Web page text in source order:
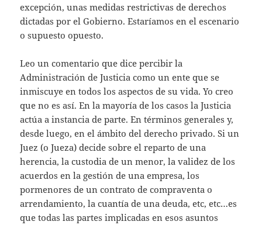
excepción, unas medidas restrictivas de derechos
dictadas por el Gobierno. Estaríamos en el escenario
o supuesto opuesto.
Leo un comentario que dice percibir la
Administración de Justicia como un ente que se
inmiscuye en todos los aspectos de su vida. Yo creo
que no es así. En la mayoría de los casos la Justicia
actúa a instancia de parte. En términos generales y,
desde luego, en el ámbito del derecho privado. Si un
Juez (o Jueza) decide sobre el reparto de una
herencia, la custodia de un menor, la validez de los
acuerdos en la gestión de una empresa, los
pormenores de un contrato de compraventa o
arrendamiento, la cuantía de una deuda, etc, etc…es
que todas las partes implicadas en esos asuntos